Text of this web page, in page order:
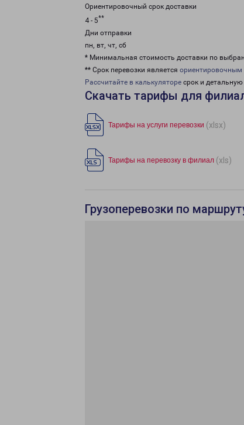
Ориентировочный срок доставки
4 - 5**
Дни отправки
пн, вт, чт, сб
* Минимальная стоимость доставки по
** Срок перевозки является ориентировочным
Рассчитайте в калькуляторе срок и
Скачать тарифы для
Тарифы на услуги перевозки (xlsx)
Тарифы на перевозку в филиал (xls)
Грузоперевозки по